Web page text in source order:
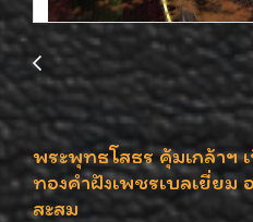
พระพุทธโสธร คุ้มเกล้าฯ
ทองคำฝังเพชรเบลเยี่ยม
สะสม